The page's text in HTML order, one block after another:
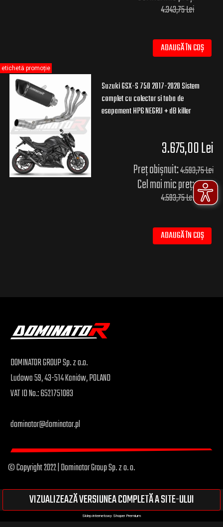
4.343,75 Lei
ADAUGĂ ÎN COȘ
Suzuki GSX-S 750 2017-2020 Sistem
complet cu colector si toba de
esapament HP6 NEGRU + dB killer
3.675,00 Lei
Preț obișnuit:4.593,75 Lei
Cel mai mic preț:
4.593,75 Lei
ADAUGĂ ÎN COȘ
etichetă promoție
DOMINATOR GROUP Sp. z o.o.
Ludowa 59, 43-514 Kaniów, POLAND
VAT ID No.: 6521751083
dominator@dominator.pl
© Copyright 2022 | Dominator Group Sp. z o. o.
VIZUALIZEAZĂ VERSIUNEA COMPLETĂ A SITE-ULUI
Sklep internetowy Shoper Premium